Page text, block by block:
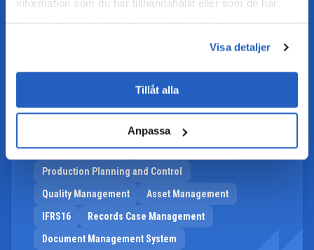
information som du har tillhandahållit eller som de har
Visa detaljer
Tillåt alla
Anpassa
SAP S/4HANA DIGITAL CORE
Materials Management
Sales and Distribution
Plant Maintenance
Service Management
Production Planning and Control
Quality Management
Asset Management
IFRS16
Records Case Management
Document Management System